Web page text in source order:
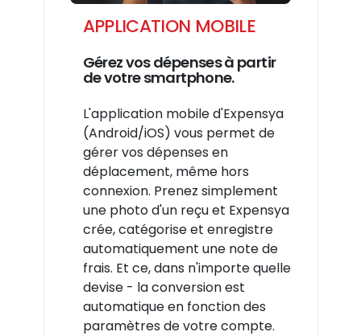
APPLICATION MOBILE
Gérez vos dépenses à partir
de votre smartphone.
L'application mobile d'Expensya
(Android/iOS) vous permet de
gérer vos dépenses en
déplacement, même hors
connexion. Prenez simplement
une photo d'un reçu et Expensya
crée, catégorise et enregistre
automatiquement une note de
frais. Et ce, dans n'importe quelle
devise - la conversion est
automatique en fonction des
paramètres de votre compte.